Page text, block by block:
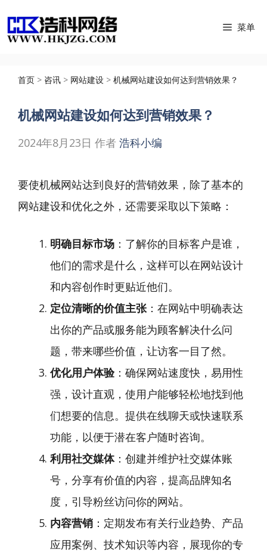
至
菜单
首页 > 咨讯 > 网站建设 > 机械网站建设如何达到营销效果？
机械网站建设如何达到营销效果？
2024年8月23日 作者 浩科小编
要使机械网站达到良好的营销效果，除了基本的
网站建设和优化之外，还需要采取以下策略：
明确目标市场 ：了解你的目标客户是谁，
他们的需求是什么，这样可以在网站设计
和内容创作时更贴近他们。
定位清晰的价值主张：在网站中明确表达
出你的产品或服务能为顾客解决什么问
题，带来哪些价值，让访客一目了然。
优化用户体验：确保网站速度快，易用性
强，设计直观，使用户能够轻松地找到他
们想要的信息。提供在线聊天或快速联系
功能，以便于潜在客户随时咨询。
利用社交媒体：创建并维护社交媒体账
号，分享有价值的内容，提高品牌知名
度，引导粉丝访问你的网站。
内容营销 ：定期发布有关行业趋势、产品
应用案例、技术知识等内容，展现你的专